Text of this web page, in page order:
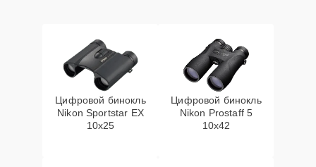
Цифровой бинокль
Nikon Sportstar EX
10x25
Цифровой бинокль
Nikon Prostaff 5
10x42